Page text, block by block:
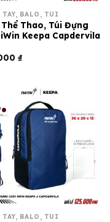
TAY, BALO, TÚI
Thao, Túi Đựng
Keepa Capdervila
₫
TAY, BALO, TÚI